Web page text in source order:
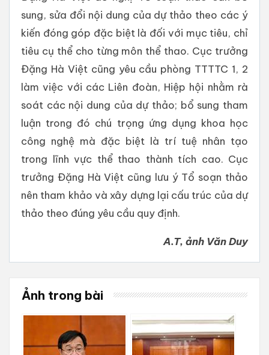
sung, sửa đổi nội dung của dự thảo theo các ý
kiến đóng góp đặc biệt là đối với mục tiêu, chỉ
tiêu cụ thể cho từng môn thể thao. Cục trưởng
Đặng Hà Việt cũng yêu cầu phòng TTTTC 1, 2
làm việc với các Liên đoàn, Hiệp hội nhằm rà
soát các nội dung của dự thảo; bổ sung tham
luận trong đó chú trọng ứng dụng khoa học
công nghệ mà đặc biệt là trí tuệ nhân tạo
trong lĩnh vực thể thao thành tích cao. Cục
trưởng Đặng Hà Việt cũng lưu ý Tổ soạn thảo
nên tham khảo và xây dựng lại cấu trúc của dự
thảo theo đúng yêu cầu quy định.
A.T, ảnh Văn Duy
Ảnh trong bài